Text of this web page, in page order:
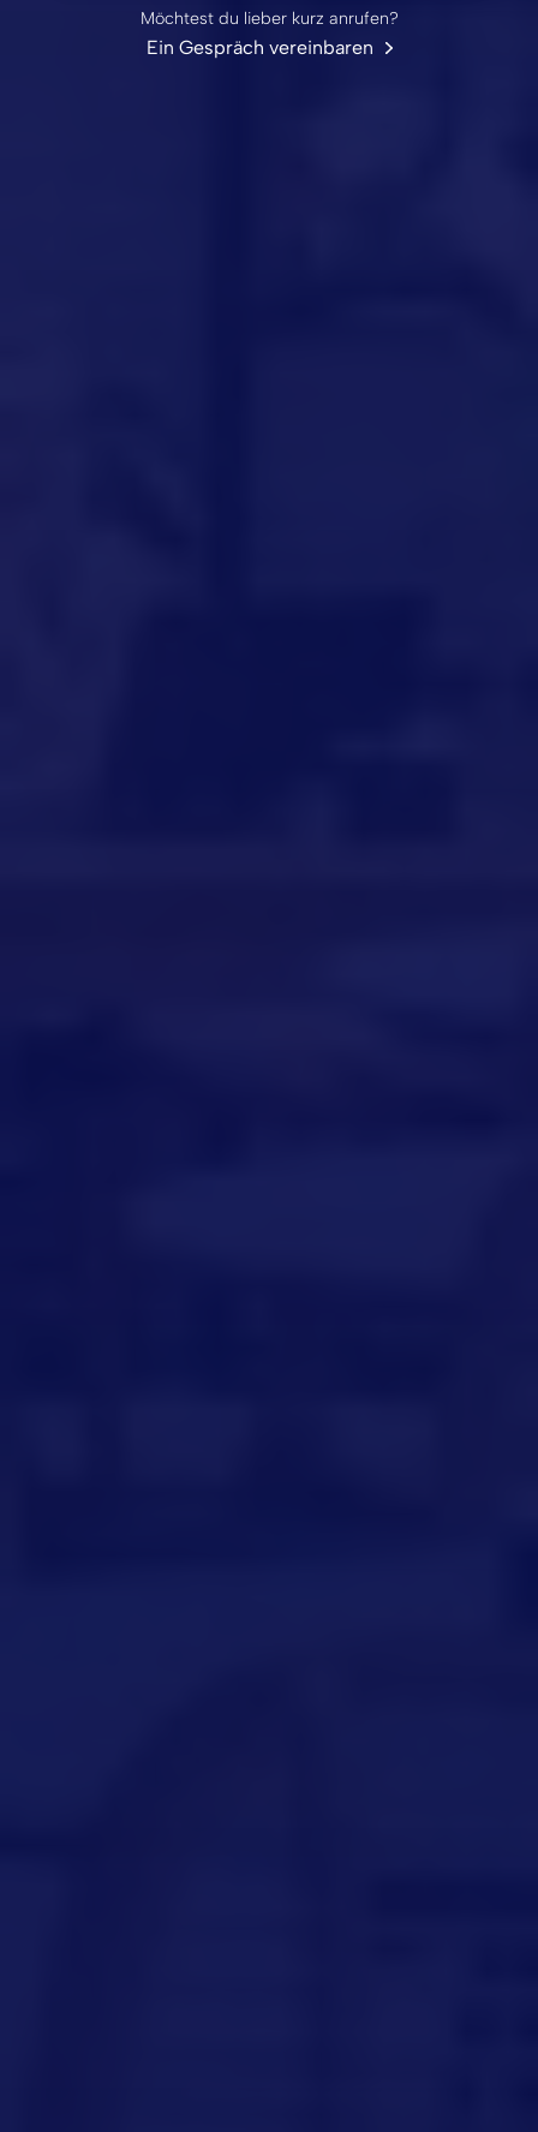
Möchtest du lieber kurz anrufen?
Ein Gespräch vereinbaren